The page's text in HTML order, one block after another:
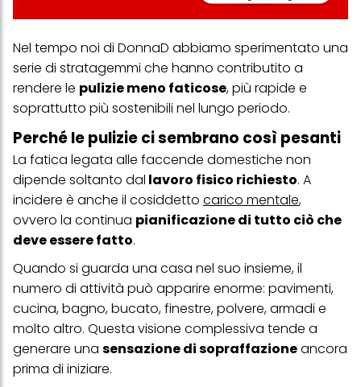
Nel tempo noi di DonnaD abbiamo sperimentato una
serie di stratagemmi che hanno contributito a
rendere le pulizie meno faticose, più rapide e
soprattutto più sostenibili nel lungo periodo.
Perché le pulizie ci sembrano così pesanti
La fatica legata alle faccende domestiche non
dipende soltanto dal lavoro fisico richiesto. A
incidere è anche il cosiddetto carico mentale,
ovvero la continua pianificazione di tutto ciò che
deve essere fatto.
Quando si guarda una casa nel suo insieme, il
numero di attività può apparire enorme: pavimenti,
cucina, bagno, bucato, finestre, polvere, armadi e
molto altro. Questa visione complessiva tende a
generare una sensazione di sopraffazioneancora
prima di iniziare.